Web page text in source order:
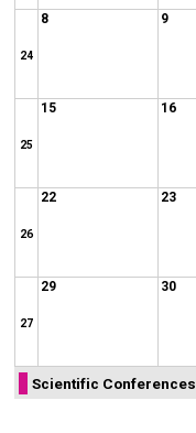
24
8 9
25
15 16
26
22 23
27
29 30
Scientific Conferences